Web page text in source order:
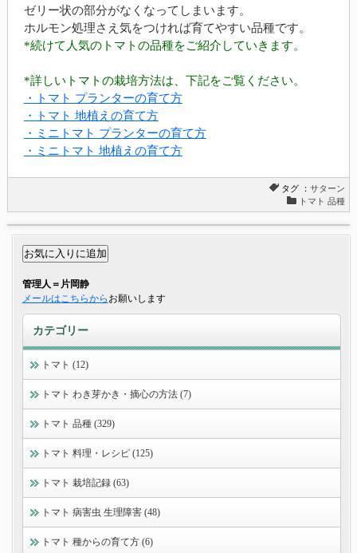
ゼリー状の部分がなくなってしまいます。
ホルモン処理さえ気をつければ育てやすい品種です。
*続けて人気のトマトの品種をご紹介していきます。
*詳しいトマトの栽培方法は、下記をご覧ください。
・トマト プランターの育て方
・トマト 地植えの育て方
・ミニトマト プランターの育て方
・ミニトマト 地植えの育て方
タグ ：サターン
トマト 品種
管理人＝片岡静
メールはこちらから お願いします
カテゴリー
トマト (12)
トマト わき芽かき・摘心の方法 (7)
トマト 品種 (329)
トマト 料理・レシピ (125)
トマト 栽培記録 (63)
トマト 病害虫 生理障害 (48)
トマト 種からの育て方 (6)